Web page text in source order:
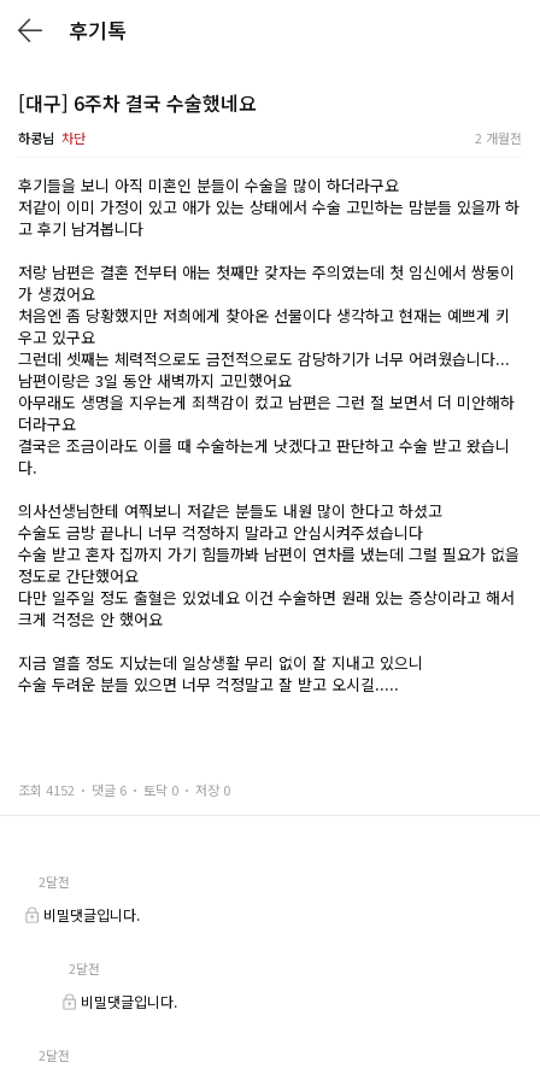
후기톡
[대구] 6주차 결국 수술했네요
하콩님 차단 2 개월전
후기들을 보니 아직 미혼인 분들이 수술을 많이 하더라구요
저같이 이미 가정이 있고 애가 있는 상태에서 수술 고민하는 맘분들 있을까 하
고 후기 남겨봅니다
저랑 남편은 결혼 전부터 애는 첫째만 갖자는 주의였는데 첫 임신에서 쌍둥이
가 생겼어요
처음엔 좀 당황했지만 저희에게 찾아온 선물이다 생각하고 현재는 예쁘게 키
우고 있구요
그런데 셋째는 체력적으로도 금전적으로도 감당하기가 너무 어려웠습니다...
남편이랑은 3일 동안 새벽까지 고민했어요
아무래도 생명을 지우는게 죄책감이 컸고 남편은 그런 절 보면서 더 미안해하
더라구요
결국은 조금이라도 이를 때 수술하는게 낫겠다고 판단하고 수술 받고 왔습니
다.
의사선생님한테 여쭤보니 저같은 분들도 내원 많이 한다고 하셨고
수술도 금방 끝나니 너무 걱정하지 말라고 안심시켜주셨습니다
수술 받고 혼자 집까지 가기 힘들까봐 남편이 연차를 냈는데 그럴 필요가 없을
정도로 간단했어요
다만 일주일 정도 출혈은 있었네요 이건 수술하면 원래 있는 증상이라고 해서
크게 걱정은 안 했어요
지금 열흘 정도 지났는데 일상생활 무리 없이 잘 지내고 있으니
수술 두려운 분들 있으면 너무 걱정말고 잘 받고 오시길.....
조회 4152 댓글 6 토닥 0 저장 0
2달전
비밀댓글입니다.
2달전
비밀댓글입니다.
2달전